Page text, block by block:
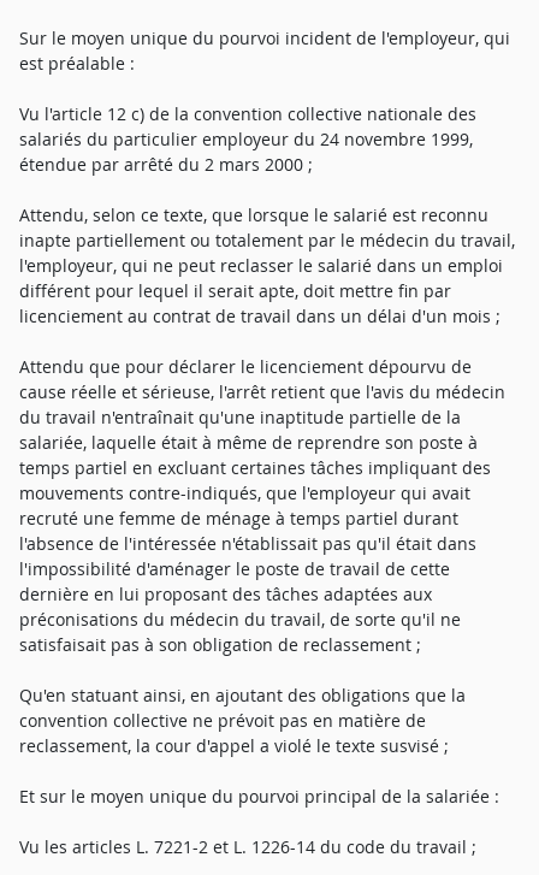
Sur le moyen unique du pourvoi incident de l'employeur, qui
est préalable :
Vu l'article 12 c) de la convention collective nationale des
salariés du particulier employeur du 24 novembre 1999,
étendue par arrêté du 2 mars 2000 ;
Attendu, selon ce texte, que lorsque le salarié est reconnu
inapte partiellement ou totalement par le médecin du travail,
l'employeur, qui ne peut reclasser le salarié dans un emploi
différent pour lequel il serait apte, doit mettre fin par
licenciement au contrat de travail dans un délai d'un mois ;
Attendu que pour déclarer le licenciement dépourvu de
cause réelle et sérieuse, l'arrêt retient que l'avis du médecin
du travail n'entraînait qu'une inaptitude partielle de la
salariée, laquelle était à même de reprendre son poste à
temps partiel en excluant certaines tâches impliquant des
mouvements contre-indiqués, que l'employeur qui avait
recruté une femme de ménage à temps partiel durant
l'absence de l'intéressée n'établissait pas qu'il était dans
l'impossibilité d'aménager le poste de travail de cette
dernière en lui proposant des tâches adaptées aux
préconisations du médecin du travail, de sorte qu'il ne
satisfaisait pas à son obligation de reclassement ;
Qu'en statuant ainsi, en ajoutant des obligations que la
convention collective ne prévoit pas en matière de
reclassement, la cour d'appel a violé le texte susvisé ;
Et sur le moyen unique du pourvoi principal de la salariée :
Vu les articles L. 7221-2 et L. 1226-14 du code du travail ;